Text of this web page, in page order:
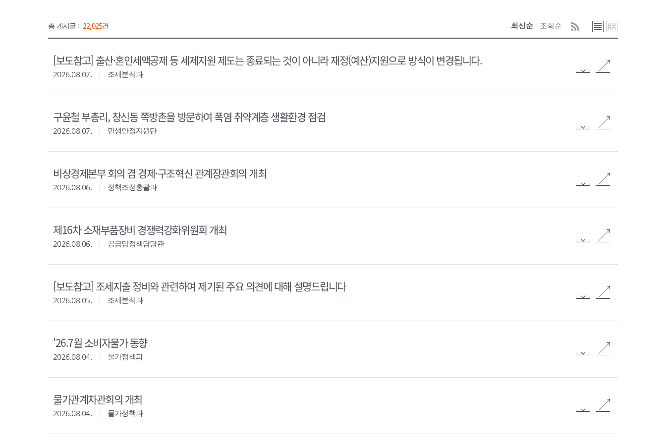
총 게시글 : 22,025건 최신순 조회순
[보도참고] 출산·혼인세액공제 등 세제지원 제도는 종료되는 것이 아니라 재정(예산)지원으로 방식이 변경됩니다.
2026.08.07. 조세분석과
구윤철 부총리, 창신동 쪽방촌을 방문하여 폭염 취약계층 생활환경 점검
2026.08.07. 민생안정지원단
비상경제본부 회의 겸 경제·구조혁신 관계장관회의 개최
2026.08.06. 정책조정총괄과
제16차 소재부품장비 경쟁력강화위원회 개최
2026.08.06. 공급망정책담당관
[보도참고] 조세지출 정비와 관련하여 제기된 주요 의견에 대해 설명드립니다
2026.08.05. 조세분석과
'26.7월 소비자물가 동향
2026.08.04. 물가정책과
물가관계차관회의 개최
2026.08.04. 물가정책과